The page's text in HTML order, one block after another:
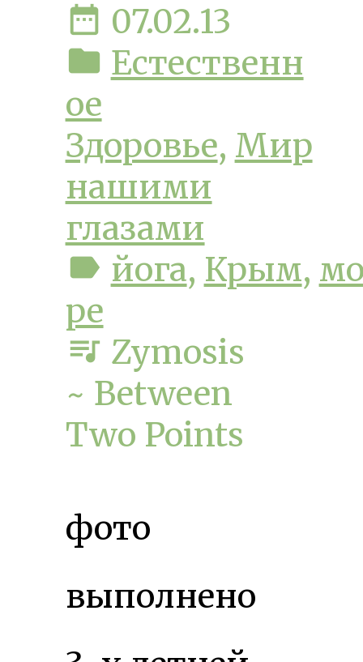
date_range 07.02.13
folder Естественн
ое
Здоровье, Мир
нашими
глазами
label йога, Крым,
ре
queue_music Zymosis
~ Between
Two Points
фото
выполнено